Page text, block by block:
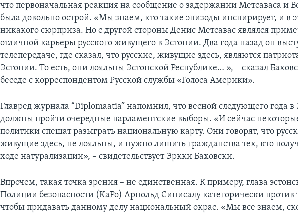
что первоначальная реакция на сообщение о задержании Метсаваса и
была довольно острой. «Мы знаем, кто такие эпизоды инспирирует, и в
никакого сюрприза. Но с другой стороны Денис Метсавас являлся
отличной карьеры русского живущего в Эстонии. Два года назад он
телепередаче, где сказал, что русские, живущие здесь, являются
Эстонии. То есть, они лояльны Эстонской Республике… », – сказал
беседе с корреспондентом Русской службы «Голоса Америки».
Главред журнала “Diplomaatia” напомнил, что весной следующего года в
должны пройти очередные парламентские выборы. «И сейчас
политики спешат разыграть национальную карту. Они говорят, что
живущие здесь, не лояльны, и нужно лишить гражданства тех, кто
ходе натурализации», – свидетельствует Эркки Баховски.
Впрочем, такая точка зрения – не единственная. К примеру, глава
Полиции безопасности (KaPo) Арнольд Синисалу категорически против
чтобы придавать данному делу национальный окрас. «Мы все знаем,